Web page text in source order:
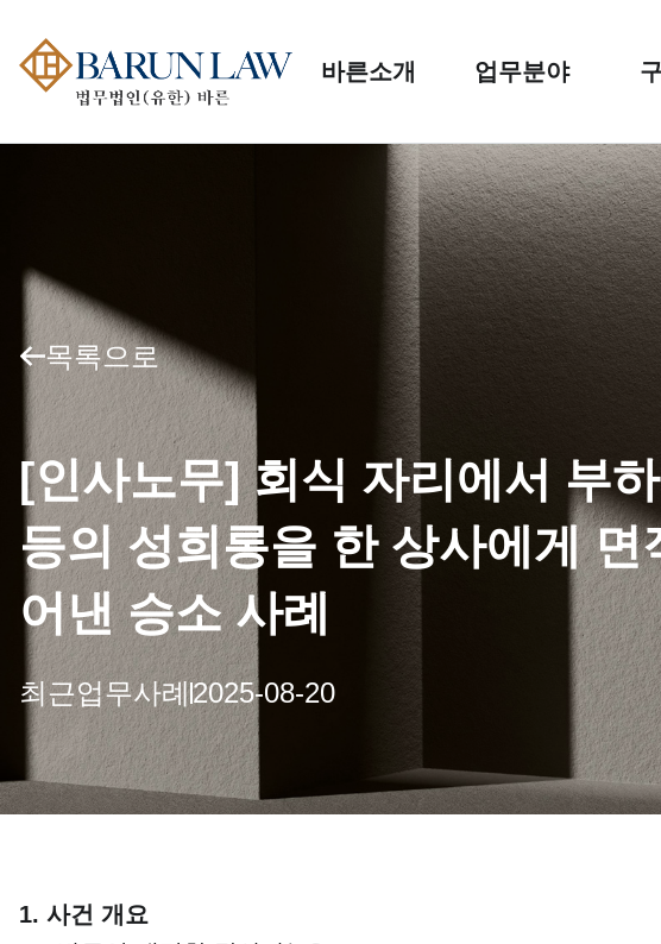
바른소개 업무분야
목록으로
[인사노무] 회식 자리에서 부
등의 성희롱을 한 상사에게
어낸 승소 사례
최근업무사례2025-08-20
1. 사건 개요